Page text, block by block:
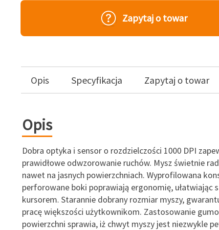
Zapytaj o towar
Opis Specyfikacja Zapytaj o towar
Opis
Dobra optyka i sensor o rozdzielczości 1000 DPI
prawidłowe odwzorowanie ruchów. Mysz świetnie
nawet na jasnych powierzchniach. Wyprofilowana
perforowane boki poprawiają ergonomię, ułatwiając
kursorem. Starannie dobrany rozmiar myszy,
pracę większości użytkownikom. Zastosowanie
powierzchni sprawia, iż chwyt myszy jest niezwykle